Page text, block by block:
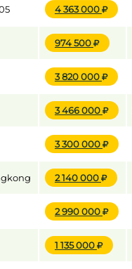
4 363 000
974 500
3 820 000
3 466 000
3 300 000
2 140 000
2 990 000
1 135 000